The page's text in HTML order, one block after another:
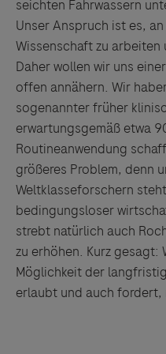
seichten Fahrwassern
Unser Anspruch ist es,
Wissenschaft zu arbeiten
Daher wollen wir uns
offen annähern. Wir
sogenannter früher
erwartungsgemäß etwa
Routineanwendung
größeres Problem, denn
Weltklasseforschern
bedingungsloser
strebt natürlich auch
zu erhöhen. Kurz gesagt:
Möglichkeit der
erlaubt und auch fordert,